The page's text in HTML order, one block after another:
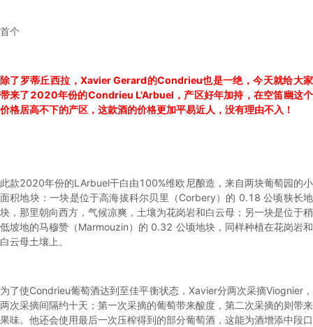
首个
除了罗蒂丘西拉，Xavier Gerard的Condrieu也是一绝，今天就给大家
带来了2020年份的Condrieu L'Arbuel，产区好年加持，在空笛幽这个
价格居高不下的产区，这款酒的价格更加平易近人，没有理由不入！
此款2020年份的LArbuel干白由100%维欧尼酿造，来自两块葡萄园的小
面积地块：一块是位于高海拔科尔贝里（Corbery）的 0.18 公顷狭长地
块，那里朝向西方，气候凉爽，土壤为花岗岩和白云母；另一块是位于稍
低坡地的马穆赞（Marmouzin）的 0.32 公顷地块，同样种植在花岗岩和
白云母土壤上。
为了使Condrieu葡萄酒达到至佳平衡状态，Xavier分两次采摘Viognier，
两次采摘间隔约十天；第一次采摘的葡萄带来酸度，第二次采摘的则带来
果味。他还会使用最后一次压榨得到的部分葡萄酒，这能为酒增添中段口